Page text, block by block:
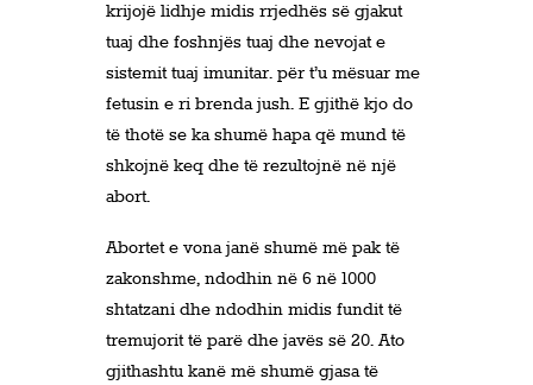
krijojë lidhje midis rrjedhës së gjakut
tuaj dhe foshnjës tuaj dhe nevojat e
sistemit tuaj imunitar. për t’u mësuar me
fetusin e ri brenda jush. E gjithë kjo do
të thotë se ka shumë hapa që mund të
shkojnë keq dhe të rezultojnë në një
abort.
Abortet e vona janë shumë më pak të
zakonshme, ndodhin në 6 në 1000
shtatzani dhe ndodhin midis fundit të
tremujorit të parë dhe javës së 20. Ato
gjithashtu kanë më shumë gjasa të